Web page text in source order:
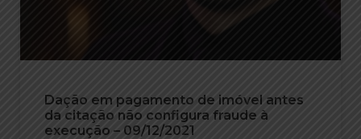
Dação em pagamento de imóvel antes
da citação não configura fraude à
execução – 09/12/2021